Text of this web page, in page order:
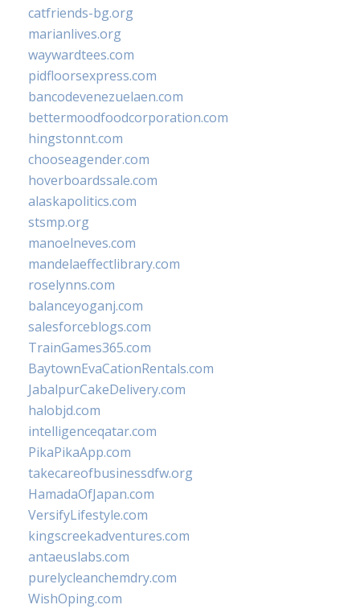
catfriends-bg.org
marianlives.org
waywardtees.com
pidfloorsexpress.com
bancodevenezuelaen.com
bettermoodfoodcorporation.com
hingstonnt.com
chooseagender.com
hoverboardssale.com
alaskapolitics.com
stsmp.org
manoelneves.com
mandelaeffectlibrary.com
roselynns.com
balanceyoganj.com
salesforceblogs.com
TrainGames365.com
BaytownEvaCationRentals.com
JabalpurCakeDelivery.com
halobjd.com
intelligenceqatar.com
PikaPikaApp.com
takecareofbusinessdfw.org
HamadaOfJapan.com
VersifyLifestyle.com
kingscreekadventures.com
antaeuslabs.com
purelycleanchemdry.com
WishOping.com